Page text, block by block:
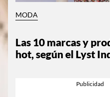
MODA
Las 10 marcas y
hot, según el Lyst